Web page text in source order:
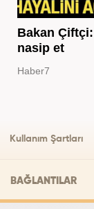
Bakan
nasip et
Haber7
Kullanım Şartları
BAĞLANTILAR